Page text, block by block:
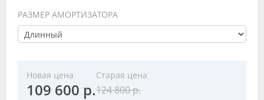
РАЗМЕР АМОРТИЗАТОРА
Новая цена
109 600 р.
Старая цена
124 800 р.